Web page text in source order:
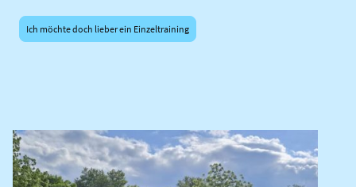
Ich möchte doch lieber ein Einzeltraining